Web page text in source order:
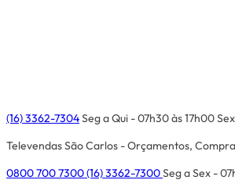
(16) 3362-7304Seg a Qui - 07h30 às 17h00
Televendas São Carlos - Orçamentos,
0800 700 7300(16) 3362-7300Seg a Sex -